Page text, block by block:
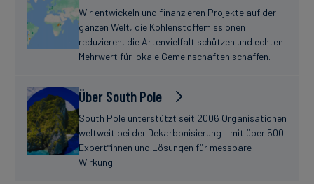
Wir entwickeln und finanzieren Projekte auf der
ganzen Welt, die Kohlenstoffemissionen
reduzieren, die Artenvielfalt schützen und echten
Mehrwert für lokale Gemeinschaften schaffen.
Über South Pole
South Pole unterstützt seit 2006 Organisationen
weltweit bei der Dekarbonisierung – mit über 500
Expert*innen und Lösungen für messbare
Wirkung.